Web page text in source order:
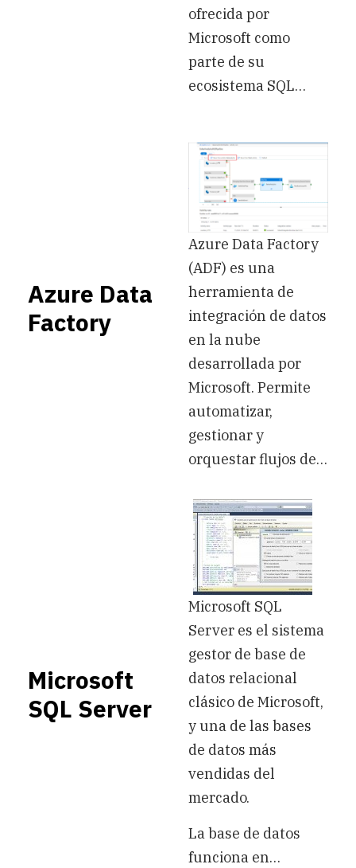
ofrecida por
Microsoft como
parte de su
ecosistema SQL…
Azure Data
Factory
Azure Data Factory
(ADF) es una
herramienta de
integración de datos
en la nube
desarrollada por
Microsoft. Permite
automatizar,
gestionar y
orquestar flujos de…
Microsoft
SQL Server
Microsoft SQL
Server es el sistema
gestor de base de
datos relacional
clásico de Microsoft,
y una de las bases
de datos más
vendidas del
mercado.
La base de datos
funciona en…